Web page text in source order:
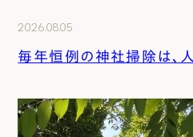
2026.08.05
毎年恒例の神社掃除は、人